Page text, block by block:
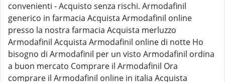
convenienti - Acquisto senza rischi. Armodafinil
generico in farmacia Acquista Armodafinil online
presso la nostra farmacia Acquista merluzzo
Armodafinil Acquista Armodafinil online di notte Ho
bisogno di Armodafinil per un visto Armodafinil ordina
a buon mercato Comprare il Armodafinil Ora
comprare il Armodafinil online in italia Acquista